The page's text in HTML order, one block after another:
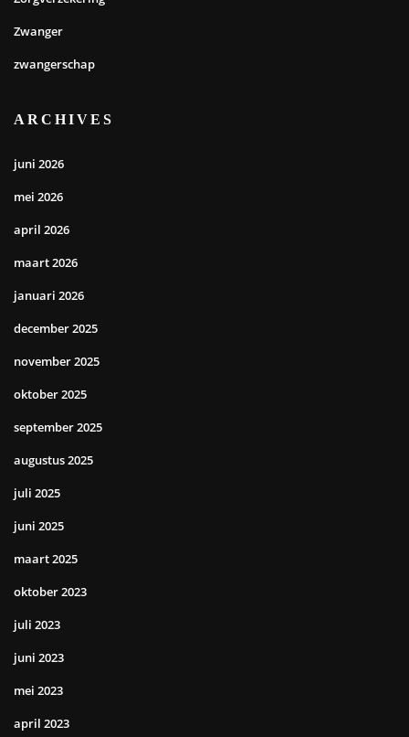
Zwanger
zwangerschap
ARCHIVES
juni 2026
mei 2026
april 2026
maart 2026
januari 2026
december 2025
november 2025
oktober 2025
september 2025
augustus 2025
juli 2025
juni 2025
maart 2025
oktober 2023
juli 2023
juni 2023
mei 2023
april 2023